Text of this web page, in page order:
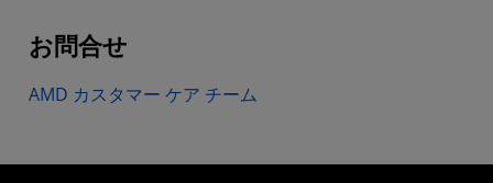
お問合せ
AMD カスタマー ケア チーム